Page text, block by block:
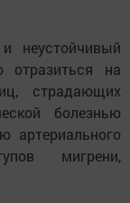
неустойчивый
отразиться на
страдающих
болезнью
артериального
мигрени,